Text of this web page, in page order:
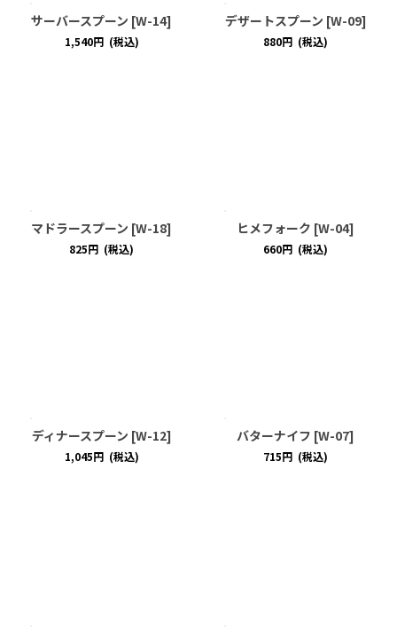
サーバースプーン [W-14]
1,540円 (税込)
デザートスプーン [W-09]
880円 (税込)
マドラースプーン [W-18]
825円 (税込)
ヒメフォーク [W-04]
660円 (税込)
ディナースプーン [W-12]
1,045円 (税込)
バターナイフ [W-07]
715円 (税込)